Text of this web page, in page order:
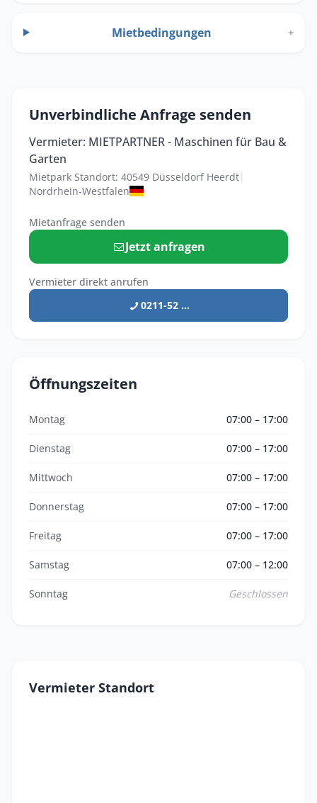
Mietbedingungen +
Unverbindliche Anfrage senden
Vermieter: MIETPARTNER - Maschinen für Bau &
Garten
Mietpark Standort: 40549 Düsseldorf Heerdt|
Nordrhein-Westfalen
Mietanfrage senden
Jetzt anfragen
Vermieter direkt anrufen
0211-52 ...
Öffnungszeiten
Montag 07:00 – 17:00
Dienstag 07:00 – 17:00
Mittwoch 07:00 – 17:00
Donnerstag 07:00 – 17:00
Freitag 07:00 – 17:00
Samstag 07:00 – 12:00
Sonntag Geschlossen
Vermieter Standort